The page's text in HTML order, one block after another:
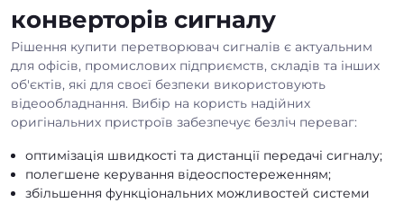
конверторів сигналу
Рішення купити перетворювач сигналів є актуальним
для офісів, промислових підприємств, складів та інших
об'єктів, які для своєї безпеки використовують
відеообладнання. Вибір на користь надійних
оригінальних пристроїв забезпечує безліч переваг:
оптимізація швидкості та дистанції передачі сигналу;
полегшене керування відеоспостереженням;
збільшення функціональних можливостей системи